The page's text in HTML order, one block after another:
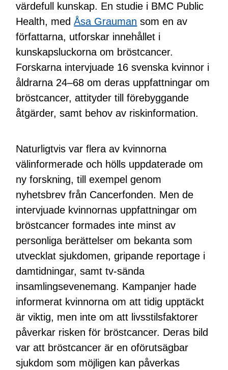
värdefull kunskap. En studie i BMC Public
Health, medÅsa Grauman som en av
författarna, utforskar innehållet i
kunskapsluckorna om bröstcancer.
Forskarna intervjuade 16 svenska kvinnor i
åldrarna 24–68 om deras uppfattningar om
bröstcancer, attityder till förebyggande
åtgärder, samt behov av riskinformation.
Naturligtvis var flera av kvinnorna
välinformerade och hölls uppdaterade om
ny forskning, till exempel genom
nyhetsbrev från Cancerfonden. Men de
intervjuade kvinnornas uppfattningar om
bröstcancer formades inte minst av
personliga berättelser om bekanta som
utvecklat sjukdomen, gripande reportage i
damtidningar, samt tv-sända
insamlingsevenemang. Kampanjer hade
informerat kvinnorna om att tidig upptäckt
är viktig, men inte om att livsstilsfaktorer
påverkar risken för bröstcancer. Deras bild
var att bröstcancer är en oförutsägbar
sjukdom som möjligen kan påverkas